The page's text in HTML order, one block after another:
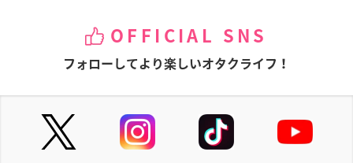
OFFICIAL SNS
フォローしてより楽しいオタクライフ！